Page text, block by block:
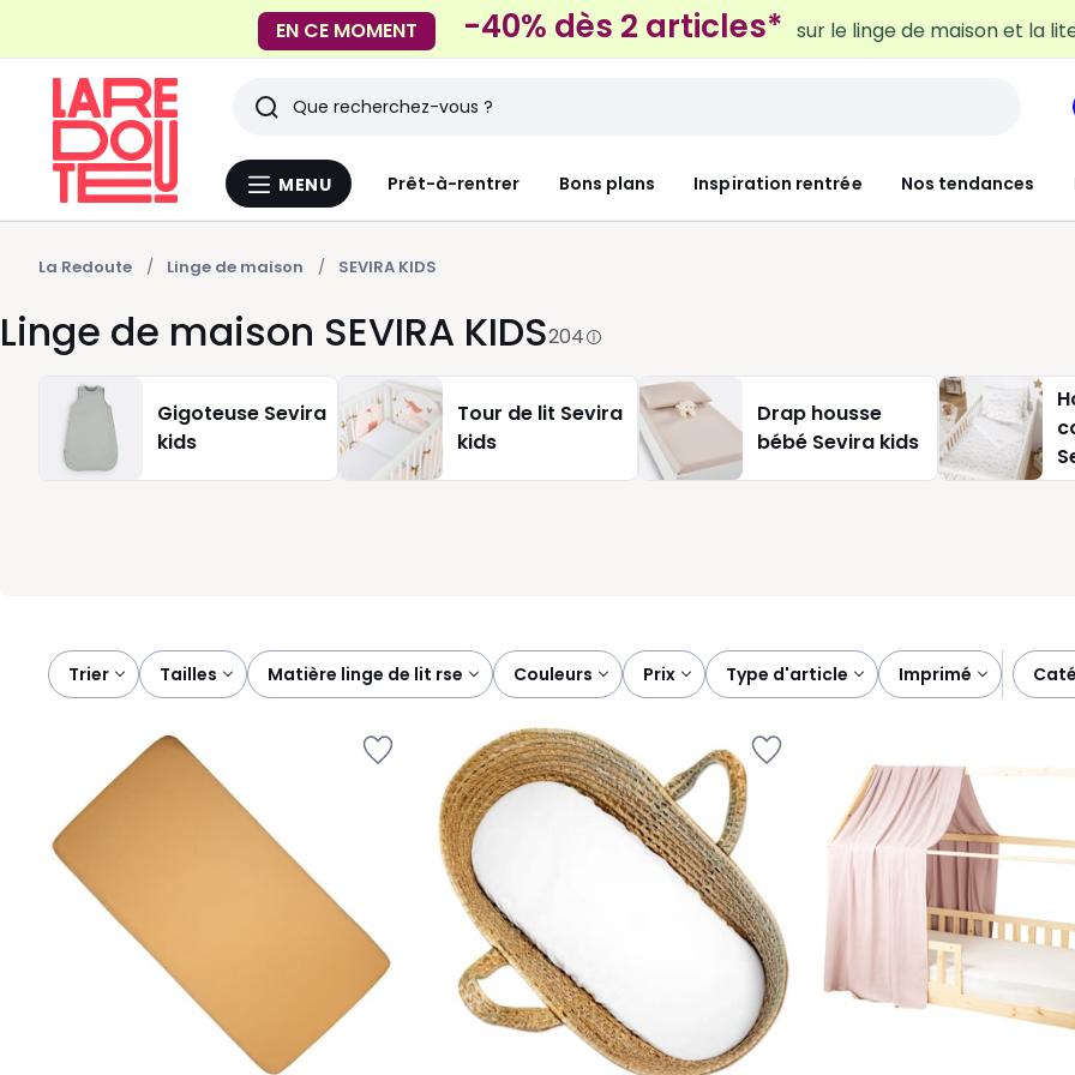
EN CE MOMENT
-40% dès 2 articles* sur le linge de maison et la
Menu
MENU Prêt-à-rentrer Bons plans Inspiration rentrée Nos tendances
Rechercher
Derniers
articles
vus
La Redoute Linge de maison SEVIRA KIDS
Linge de maison SEVIRA KIDS204
Gigoteuse Sevira
kids
Tour de lit Sevira
kids
Drap housse
bébé Sevira kids
Trier
tailles matière linge de lit rse couleurs prix type d'article imprimé